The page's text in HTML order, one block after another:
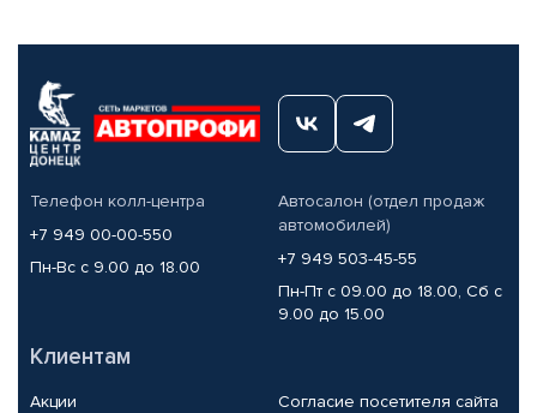
Телефон колл-центра
+7 949 00-00-550
Пн-Вс с 9.00 до 18.00
Автосалон (отдел продаж
автомобилей)
+7 949 503-45-55
Пн-Пт с 09.00 до 18.00, Сб с
9.00 до 15.00
Клиентам
Акции
Согласие посетителя сайта